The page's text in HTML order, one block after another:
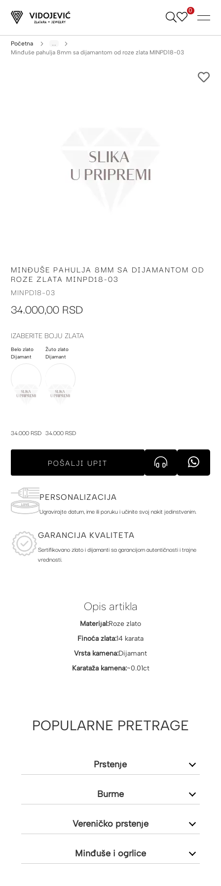
Skip
0
Početna
...
Minđuše pahulja 8mm sa dijamantom od roze zlata MINPD18-03
Skip
to
the
of
gallery
MINĐUŠE PAHULJA 8MM SA DIJAMANTOM OD
ROZE ZLATA MINPD18-03
MINPD18-03
34.000,00 RSD
IZABERITE BOJU ZLATA
Belo zlato
Dijamant
34.000 RSD
Žuto zlato
Dijamant
34.000 RSD
POŠALJI UPIT
PERSONALIZACIJA
Ugravirajte datum, ime ili poruku i učinite svoj nakit jedinstvenim.
GARANCIJA KVALITETA
Sertifikovano zlato i dijamanti sa garancijom autentičnosti i trajne
vrednosti.
Opis artikla
Materijal:Roze zlato
Finoća zlata:14 karata
Vrsta kamena:Dijamant
Karataža kamena:~0.01ct
POPULARNE PRETRAGE
Prstenje
Burme
Vereničko prstenje
Minđuše i ogrlice